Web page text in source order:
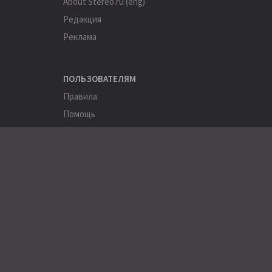
Редакция
Реклама
ПОЛЬЗОВАТЕЛЯМ
Правила
Помощь